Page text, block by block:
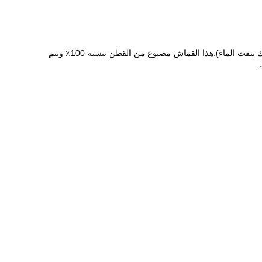
القطن سبونليس هو نسيج غير منسوج من سبونليس يتم إنتاجه عن طريق تشابك ألياف القطن بقوة بواسطة نفاثات مائية (قماش غير منسوج متشابك بنفث الماء).هذا القماش مصنوع من القطن بنسبة 100٪ ويتم